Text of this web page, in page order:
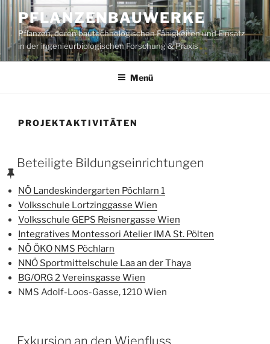
Zum
Inhalt
springen
PFLANZENBAUWERKE
Pflanzen, deren bautechnologischen Fähigkeiten und Einsatz
in der ingenieurbiologischen Forschung & Praxis
Menü
PROJEKTAKTIVITÄTEN
VERÖFFENTLICHT
AM
Beteiligte Bildungseinrichtungen
NÖ Landeskindergarten Pöchlarn 1
Volksschule Lortzinggasse Wien
Volksschule GEPS Reisnergasse Wien
Integratives Montessori Atelier IMA St. Pölten
NÖ ÖKO NMS Pöchlarn
NNÖ Sportmittelschule Laa an der Thaya
BG/ORG 2 Vereinsgasse Wien
NMS Adolf-Loos-Gasse, 1210 Wien
VERÖFFENTLICHT
Exkursion an den Wienfluss